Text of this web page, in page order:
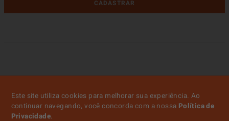
CADASTRAR
Este site utiliza cookies para melhorar sua experiência. Ao
continuar navegando, você concorda com a nossa Política de
Privacidade.